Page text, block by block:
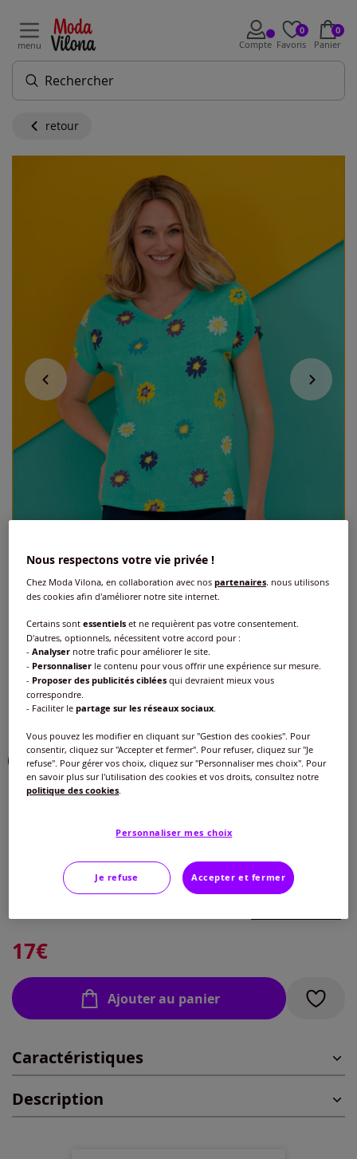
menu Compte
0
Favoris
0
Panier
retour
Exclu web
T-shirt à manches courtes imprimé floral
Réf : 206.360.008
Couleur :bleu-vert-blanc imprimé
Choisir une couleur :
Veuillez sélectionner une taille
40 -épuisé
En stock
46 -épuisé
48 -épuisé
17€
Ajouter au panier
Caractéristiques
Description
Nous respectons votre vie privée !
Chez Moda Vilona, en collaboration avec nospartenaires, nous utilisons
des cookies afin d'améliorer notre site internet.
Certains sontessentiels et ne requièrent pas votre consentement.
D'autres, optionnels, nécessitent votre accord pour :
-Analyser notre trafic pour améliorer le site.
- Personnaliser le contenu pour vous offrir une expérience sur mesure.
- Proposer des publicités ciblées qui devraient mieux vous
correspondre.
- Faciliter lepartage sur les réseaux sociaux
Vous pouvez les modifier en cliquant sur "Gestion des cookies". Pour
consentir, cliquez sur "Accepter et fermer". Pour refuser, cliquez sur "Je
refuse". Pour gérer vos choix, cliquez sur "Personnaliser mes choix". Pour
en savoir plus sur l'utilisation des cookies et vos droits, consultez notre
politique des cookies
Personnaliser mes choix
Je refuse Accepter et fermer